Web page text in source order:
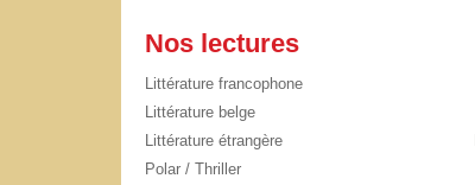
Nos lectures
Littérature francophone
Littérature belge
Littérature étrangère
Polar / Thriller